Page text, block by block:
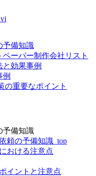
予備知識
ーパー制作会社リスト
効果事例
例
の重要なポイント
予備知識
頼の予備知識_top
おける注意点
イントと注意点